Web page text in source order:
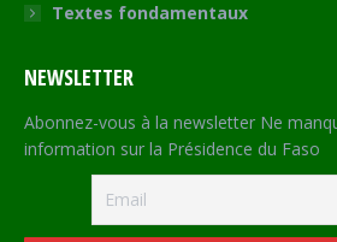
Textes fondamentaux
NEWSLETTER
Abonnez-vous à la newsletter Ne
information sur la Présidence du Faso